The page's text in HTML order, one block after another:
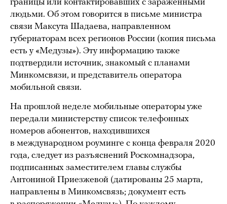
границы или контактировавших с зараженными
людьми. Об этом говорится в письме министра
связи Максута Шадаева, направленном
губернаторам всех регионов России (копия письма
есть у «Медузы»). Эту информацию также
подтвердили источник, знакомый с планами
Минкомсвязи, и представитель оператора
мобильной связи.
На прошлой неделе мобильные операторы уже
передали министерству список телефонных
номеров абонентов, находившихся
в международном роуминге с конца февраля 2020
года, следует из разъяснений Роскомнадзора,
подписанных заместителем главы службы
Антониной Приезжевой (датированы 25 марта,
направлены в Минкомсвязь; документ есть